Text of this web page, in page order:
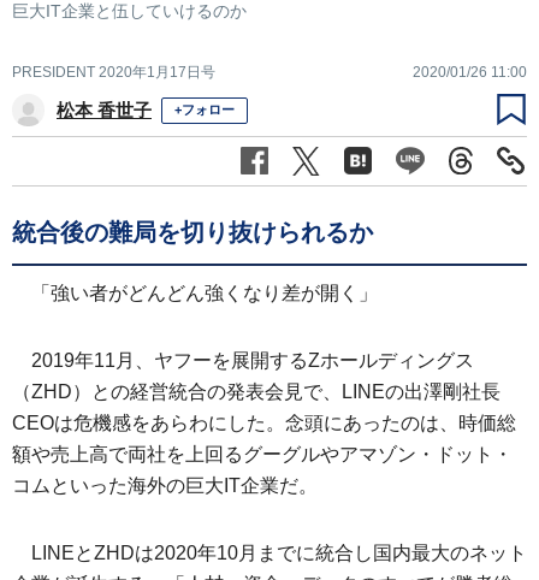
巨大IT企業と伍していけるのか
PRESIDENT 2020年1月17日号 2020/01/26 11:00
松本 香世子 +フォロー
統合後の難局を切り抜けられるか
「強い者がどんどん強くなり差が開く」
2019年11月、ヤフーを展開するZホールディングス
（ZHD）との経営統合の発表会見で、LINEの出澤剛社長
CEOは危機感をあらわにした。念頭にあったのは、時価総
額や売上高で両社を上回るグーグルやアマゾン・ドット・
コムといった海外の巨大IT企業だ。
LINEとZHDは2020年10月までに統合し国内最大のネット